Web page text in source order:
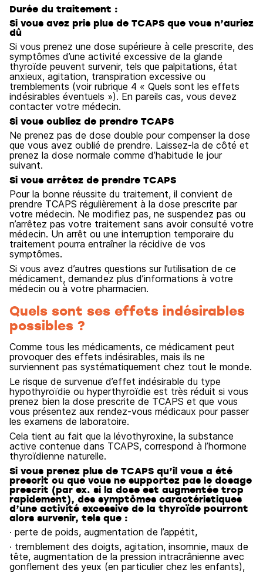
Durée du traitement :
Si vous avez pris plus de TCAPS que vous n’auriez
dû
Si vous prenez une dose supérieure à celle prescrite, des
symptômes d’une activité excessive de la glande
thyroïde peuvent survenir, tels que palpitations, état
anxieux, agitation, transpiration excessive ou
tremblements (voir rubrique 4 « Quels sont les effets
indésirables éventuels »). En pareils cas, vous devez
contacter votre médecin.
Si vous oubliez de prendre TCAPS
Ne prenez pas de dose double pour compenser la dose
que vous avez oublié de prendre. Laissez-la de côté et
prenez la dose normale comme d’habitude le jour
suivant.
Si vous arrêtez de prendre TCAPS
Pour la bonne réussite du traitement, il convient de
prendre TCAPS régulièrement à la dose prescrite par
votre médecin. Ne modifiez pas, ne suspendez pas ou
n’arrêtez pas votre traitement sans avoir consulté votre
médecin. Un arrêt ou une interruption temporaire du
traitement pourra entraîner la récidive de vos
symptômes.
Si vous avez d’autres questions sur l’utilisation de ce
médicament, demandez plus d’informations à votre
médecin ou à votre pharmacien.
Quels sont ses effets indésirables
possibles ?
Comme tous les médicaments, ce médicament peut
provoquer des effets indésirables, mais ils ne
surviennent pas systématiquement chez tout le monde.
Le risque de survenue d’effet indésirable du type
hypothyroïdie ou hyperthyroïdie est très réduit si vous
prenez bien la dose prescrite de TCAPS et que vous
vous présentez aux rendez-vous médicaux pour passer
les examens de laboratoire.
Cela tient au fait que la lévothyroxine, la substance
active contenue dans TCAPS, correspond à l’hormone
thyroïdienne naturelle.
Si vous prenez plus de TCAPS qu’il vous a été
prescrit ou que vous ne supportez pas le dosage
prescrit (par ex. si la dose est augmentée trop
rapidement), des symptômes caractéristiques
d’une activité excessive de la thyroïde pourront
alors survenir, tels que :
· perte de poids, augmentation de l’appétit,
· tremblement des doigts, agitation, insomnie, maux de
tête, augmentation de la pression intracrânienne avec
gonflement des yeux (en particulier chez les enfants),